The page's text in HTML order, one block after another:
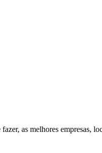
as melhores empresas,